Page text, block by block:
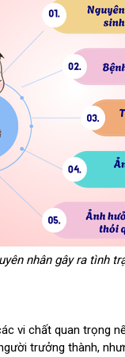
nhân gây ra tình
vi chất quan trọng
trưởng thành,